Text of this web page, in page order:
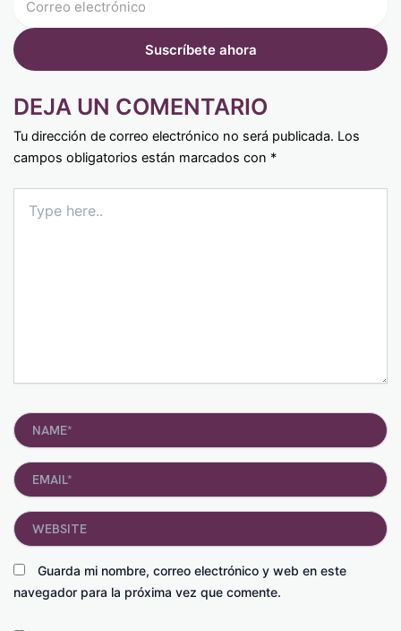
DEJA UN COMENTARIO
Tu dirección de correo electrónico no será publicada. Los
campos obligatorios están marcados con *
here..
Name*
Email*
Guarda mi nombre, correo electrónico y web en este
navegador para la próxima vez que comente.
Website